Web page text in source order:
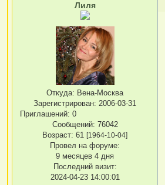
Лиля
Откуда: Вена-Москва
Зарегистрирован: 2006-03-31
Приглашений: 0
Сообщений: 76042
Возраст: 61[1964-10-04]
Провел на форуме:
9 месяцев 4 дня
Последний визит:
2024-04-23 14:00:01